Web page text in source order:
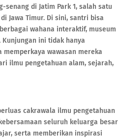
senang di Jatim Park 1, salah satu
Jawa Timur. Di sini, santri bisa
wahana interaktif, museum
ini tidak hanya
wawasan mereka
ilmu pengetahuan alam, sejarah,
cakrawala ilmu pengetahuan
seluruh keluarga besar
serta memberikan inspirasi